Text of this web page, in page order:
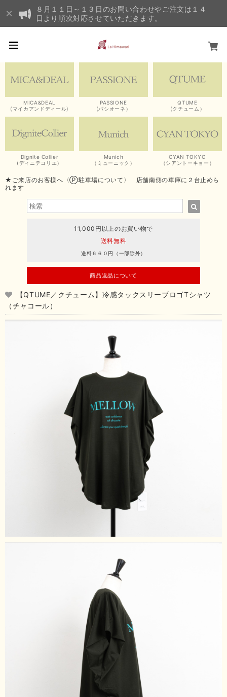
８月１１日～１３日のお問い合わせやご注文は１４
日より順次対応させていただきます。
MICA&DEAL
(マイカアンドディール)
PASSIONE
(パシオーネ）
QTUME
(クチューム）
Dignite Collier
(ディニテコリエ）
Munich
（ミューニック）
CYAN TOKYO
（シアントーキョー）
★ご来店のお客様へ〈Ⓟ駐車場について〉 店舗南側の車庫に２台止めら
れます
11,000円以上のお買い物で
送料無料
送料６６０円（一部除外）
商品返品について
【QTUME／クチューム】冷感タックスリーブロゴTシャツ
（チャコール）